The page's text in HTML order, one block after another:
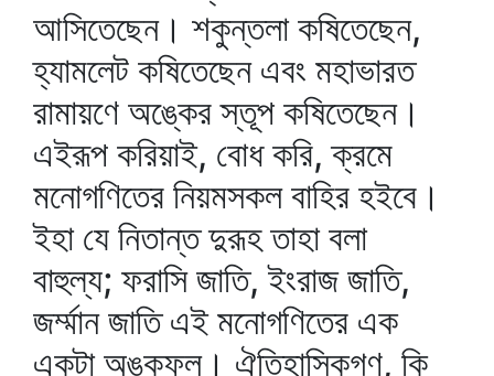
আসিতেছেন। শকুন্তলা কষিতেছেন,
হ্যামলেট কষিতেছেন এবং মহাভারত
রামায়ণে অঙ্কের স্তূপ কষিতেছেন।
এইরূপ করিয়াই, বোধ করি, ক্রমে
মনোগণিতের নিয়মসকল বাহির হইবে।
ইহা যে নিতান্ত দুরূহ তাহা বলা
বাহুল্য; ফরাসি জাতি, ইংরাজ জাতি,
জর্ম্মান জাতি এই মনোগণিতের এক
একটা অঙ্কফল। ঐতিহাসিকগণ, কি